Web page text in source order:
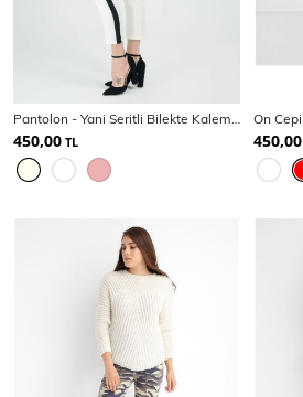
Pantolon - Yani Seritli Bilekte Kalem Pantolon | Pnt19011
450,00 TL 450,00